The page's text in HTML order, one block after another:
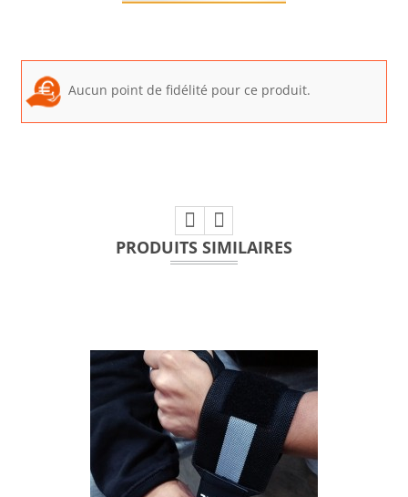
Aucun point de fidélité pour ce produit.
PRODUITS SIMILAIRES